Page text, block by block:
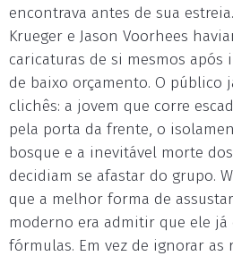
encontrava antes de sua
Krueger e Jason Voorhees
caricaturas de si mesmos após
de baixo orçamento. O público
clichês: a jovem que corre
pela porta da frente, o
bosque e a inevitável morte
decidiam se afastar do grupo.
que a melhor forma de
moderno era admitir que ele já
fórmulas. Em vez de ignorar as